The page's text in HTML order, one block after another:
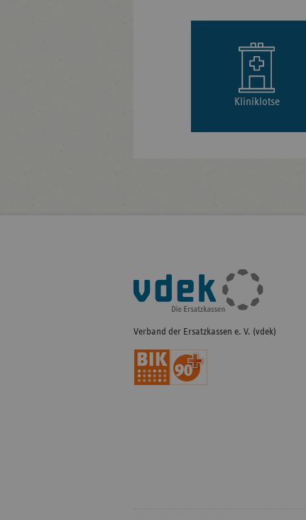
Kliniklotse
Fußleisten-
Navigation
Verband der Ersatzkassen e. V. (vdek)